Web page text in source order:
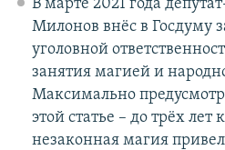
В марте 2021 года
Милонов внёс в Госдуму
уголовной
занятия магией и
Максимально
этой статье – до трёх лет
незаконная магия